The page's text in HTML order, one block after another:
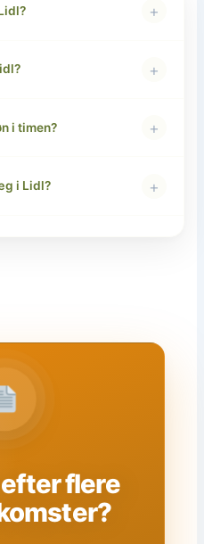
+
+
i timen? +
i Lidl? +
flere